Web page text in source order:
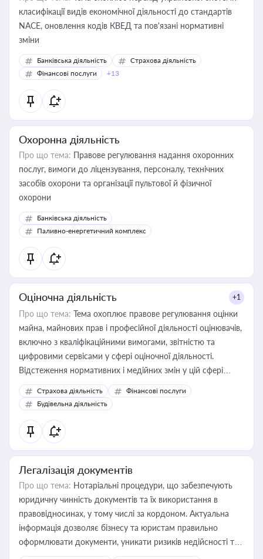
класифікації видів економічної діяльності до стандартів
NACE, оновлення кодів КВЕД та пов'язані нормативні
зміни
Банківська діяльність
Страхова діяльність
Фінансові послуги
+13
Охоронна діяльність
Про що тема: Правове регулювання надання охоронних
послуг, вимоги до ліцензування, персоналу, технічних
засобів охорони та організації пультової й фізичної
охорони
Банківська діяльність
Паливно-енергетичний комплекс
Оціночна діяльність +1
Про що тема: Тема охоплює правове регулювання оцінки
майна, майнових прав і професійної діяльності оцінювачів,
включно з кваліфікаційними вимогами, звітністю та
цифровими сервісами у сфері оціночної діяльності.
Відстеження нормативних і медійних змін у цій сфері
корисне для власника бізнесу, керівника, юриста або
бухгалтера під час оподаткування, приватизації, оренди
державного майна, корпоративних угод і перевірки
статусу суб'єктів оціночної діяльності
Страхова діяльність
Фінансові послуги
Будівельна діяльність
Легалізація документів
Про що тема: Нотаріальні процедури, що забезпечують
юридичну чинність документів та їх використання в
правовідносинах, у тому числі за кордоном. Актуальна
інформація дозволяє бізнесу та юристам правильно
оформлювати документи, уникати ризиків недійсності та
забезпечувати їх належне прийняття органами влади та